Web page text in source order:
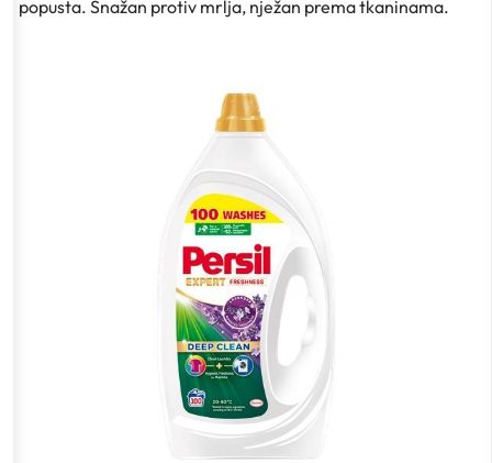
popusta. Snažan protiv mrlja, nježan prema tkaninama.